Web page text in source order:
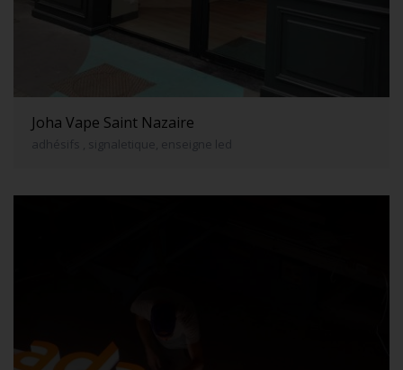
Joha Vape Saint Nazaire
adhésifs , signaletique, enseigne led